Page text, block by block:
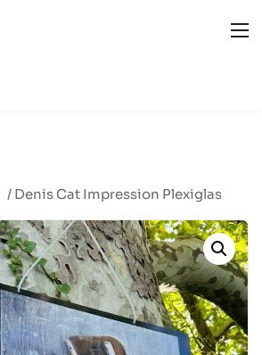
/ Denis Cat Impression Plexiglas